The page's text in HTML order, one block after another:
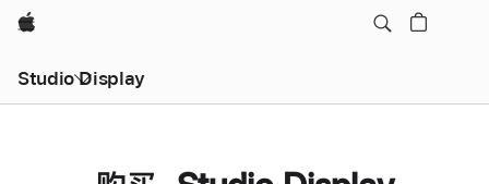
Apple
Studio Display